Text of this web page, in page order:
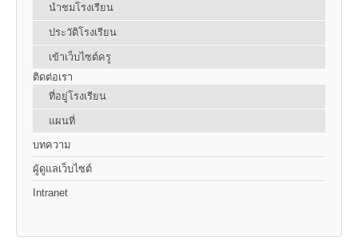
นำชมโรงเรียน
ประวัติโรงเรียน
เข้าเว็บไซต์ครู
ติดต่อเรา
ที่อยู่โรงเรียน
แผนที่
บทความ
ผู้ดูแลเว็บไซต์
Intranet